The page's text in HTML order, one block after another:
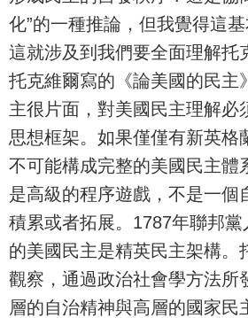
化”的一種推論，但我覺得這基
這就涉及到我們要全面理解托
托克維爾寫的《論美國的民主
主很片面，對美國民主理解必
思想框架。如果僅僅有新英格
不可能構成完整的美國民主體
是高級的程序遊戲，不是一個
積累或者拓展。1787年聯邦
的美國民主是精英民主架構。
觀察，通過政治社會學方法所
層的自治精神與高層的國家民